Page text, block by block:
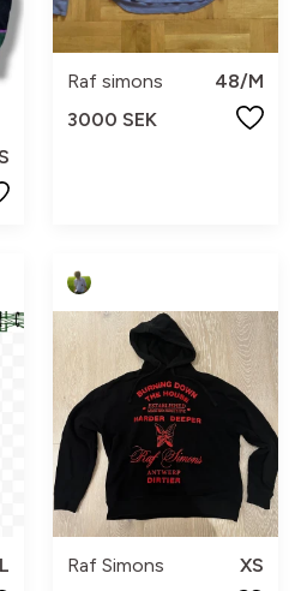
Raf simons
48/M
3000 SEK
L
Raf Simons
XS